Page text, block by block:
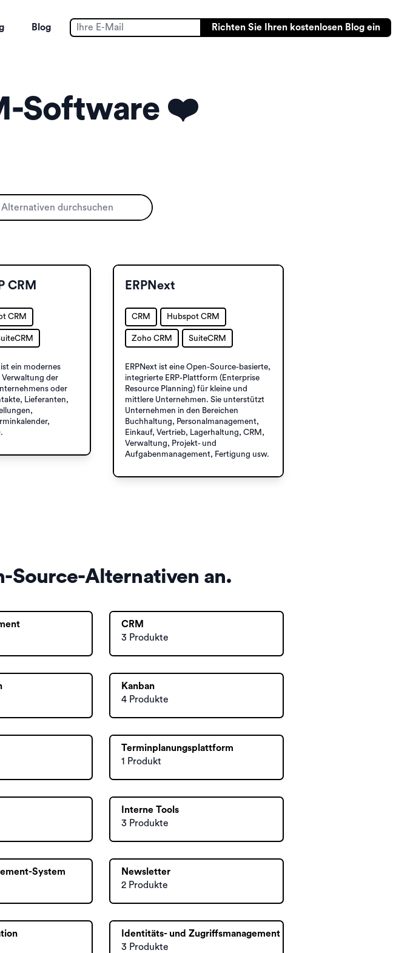
Richten Sie Ihren kostenlosen Blog ein
Blog
Software ❤️
CRM
CRM
ein modernes
der
oder
Lieferanten,
ERPNext
CRM Hubspot CRM
Zoho CRM SuiteCRM
ERPNext ist eine Open-Source-basierte,
integrierte ERP-Plattform (Enterprise
Resource Planning) für kleine und
mittlere Unternehmen. Sie unterstützt
Unternehmen in den Bereichen
Buchhaltung, Personalmanagement,
Einkauf, Vertrieb, Lagerhaltung, CRM,
Verwaltung, Projekt- und
Aufgabenmanagement, Fertigung usw.
Source-Alternativen an.
CRM
3 Produkte
Kanban
4 Produkte
Terminplanungsplattform
1 Produkt
Interne Tools
3 Produkte
System
Newsletter
2 Produkte
Identitäts- und Zugriffsmanagement
3 Produkte